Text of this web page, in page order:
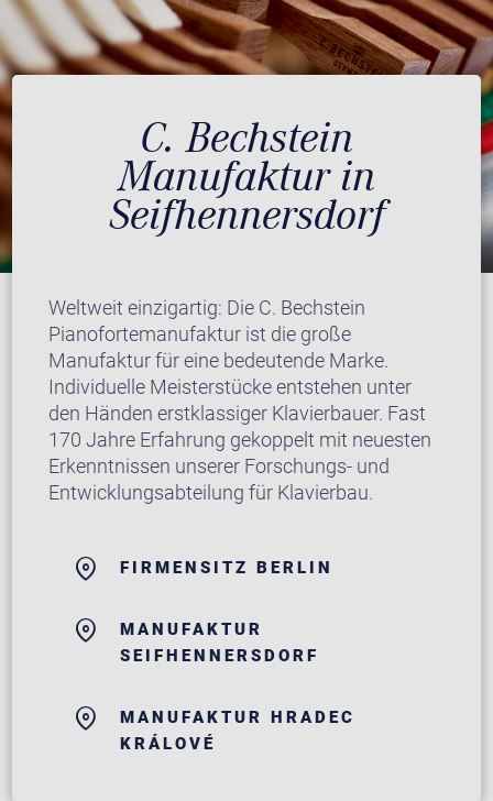
C. Bechstein
Manufaktur in
Seifhennersdorf
Weltweit einzigartig: Die C. Bechstein
Pianofortemanufaktur ist die große
Manufaktur für eine bedeutende Marke.
Individuelle Meisterstücke entstehen unter
den Händen erstklassiger Klavierbauer. Fast
170 Jahre Erfahrung gekoppelt mit neuesten
Erkenntnissen unserer Forschungs- und
Entwicklungsabteilung für Klavierbau.
FIRMENSITZ BERLIN
MANUFAKTUR
SEIFHENNERSDORF
MANUFAKTUR HRADEC
KRÁLOVÉ